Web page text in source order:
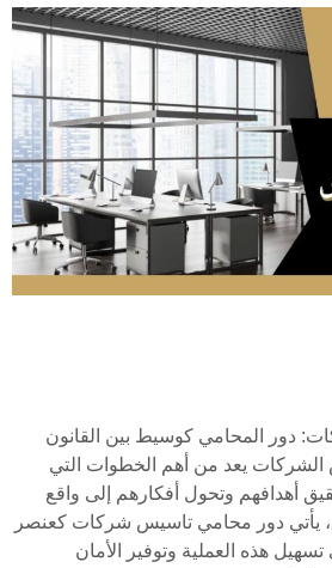
دور المحامي كوسيط بين القانون
يعد من أهم الخطوات التي
أهدافهم وتحول أفكارهم إلى واقع
يأتي دور محامي تاسيس شركات كعنصر
هذه العملية وتوفير الأمان